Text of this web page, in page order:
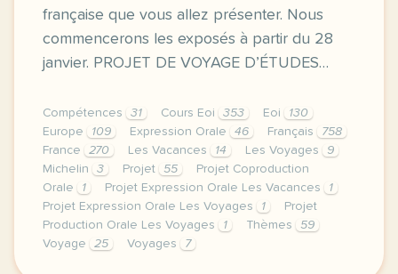
française que vous allez présenter. Nous
commencerons les exposés à partir du 28
janvier. PROJET DE VOYAGE D’ÉTUDES…
Compétences 31 Cours Eoi 353 Eoi
130
Europe
109 Expression Orale 46 Français
758
France
270 Les Vacances 14 Les Voyages
9
Michelin
3 Projet 55
Projet Coproduction
Orale
1 Projet Expression Orale Les Vacances
1
Projet Expression Orale Les Voyages
1
Projet
Production Orale Les Voyages
1 Thèmes
59
Voyage
25 Voyages 7
image pixabay comje vous laisse ici le projet de